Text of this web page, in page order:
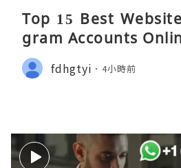
Top 15 Best
gram Accounts
fdhgtyi 4小時前